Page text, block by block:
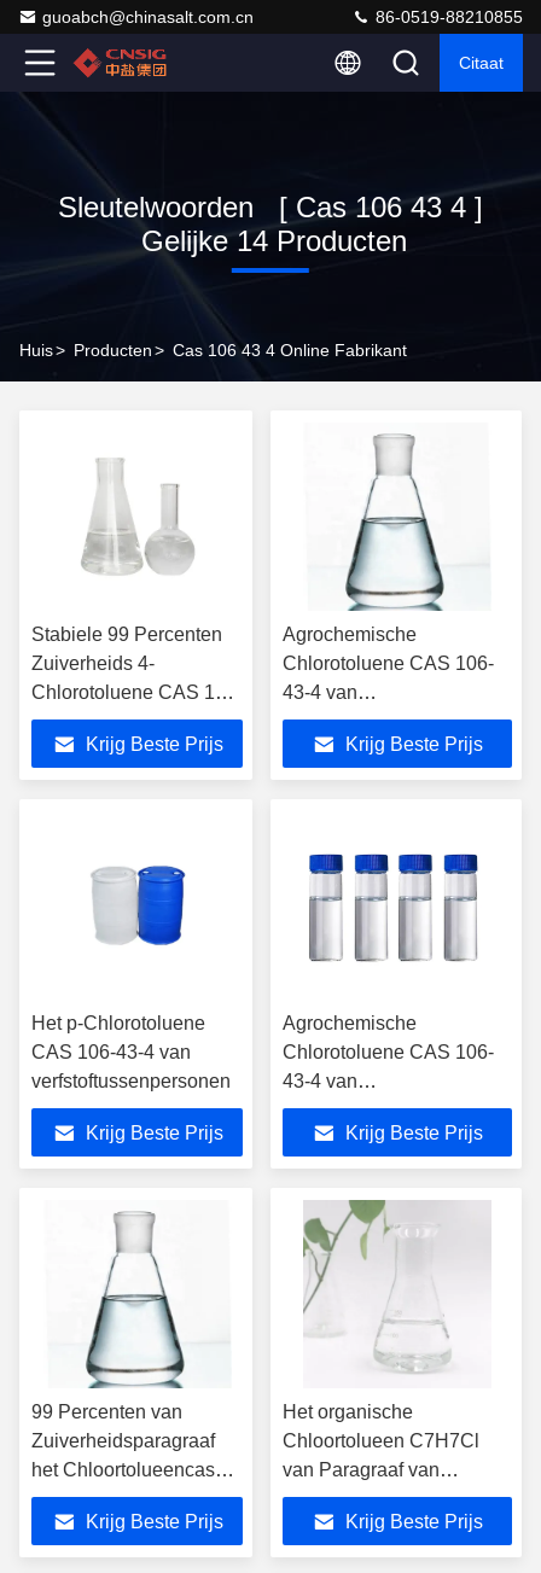
guoabch@chinasalt.com.cn 86-0519-88210855
Citaat
Sleutelwoorden [ Cas 106 43 4 ]
Gelijke 14 Producten
Huis> Producten> Cas 106 43 4 Online Fabrikant
Stabiele 99 Percenten
Zuiverheids 4-
Chlorotoluene CAS 106-
43-4
Krijg Beste Prijs
Agrochemische
Chlorotoluene CAS 106-
43-4 van
Tussenpersonenparagraaf
Krijg Beste Prijs
Het p-Chlorotoluene
CAS 106-43-4 van
verfstoftussenpersonen
Krijg Beste Prijs
Agrochemische
Chlorotoluene CAS 106-
43-4 van
Tussenpersonenparagraaf
Krijg Beste Prijs
99 Percenten van
Zuiverheidsparagraaf
het Chloortolueencas
106-43-4
Krijg Beste Prijs
Het organische
Chloortolueen C7H7Cl
van Paragraaf van
Synthesecas 106-43-4
Krijg Beste Prijs